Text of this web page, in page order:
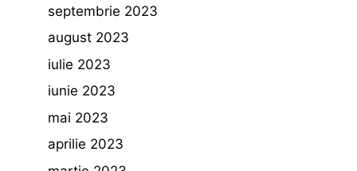
septembrie 2023
august 2023
iulie 2023
iunie 2023
mai 2023
aprilie 2023